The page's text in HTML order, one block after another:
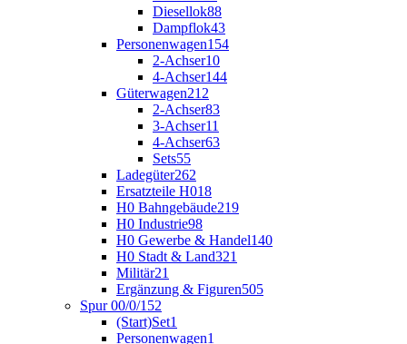
Diesellok88
Dampflok43
Personenwagen154
2-Achser10
4-Achser144
Güterwagen212
2-Achser83
3-Achser11
4-Achser63
Sets55
Ladegüter262
Ersatzteile H018
H0 Bahngebäude219
H0 Industrie98
H0 Gewerbe & Handel140
H0 Stadt & Land321
Militär21
Ergänzung & Figuren505
Spur 00/0/152
(Start)Set1
Personenwagen1